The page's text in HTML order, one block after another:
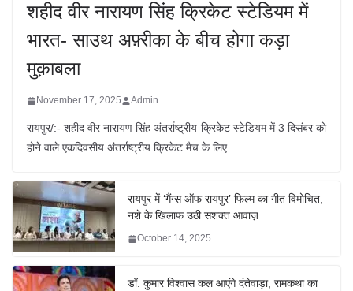
शहीद वीर नारायण सिंह क्रिकेट स्टेडियम में
भारत- साउथ अफ़्रीका के बीच होगा कड़ा
मुक़ाबला
November 17, 2025 Admin
रायपुर/:- शहीद वीर नारायण सिंह अंतर्राष्ट्रीय क्रिकेट स्टेडियम में 3 दिसंबर को
होने वाले एकदिवसीय अंतर्राष्ट्रीय क्रिकेट मैच के लिए
रायपुर में ‘गैंग्स ऑफ रायपुर’ फिल्म का गीत विमोचित,
नशे के खिलाफ उठी सशक्त आवाज़
October 14, 2025
डॉ. कुमार विश्वास कल आएंगे दंतेवाड़ा, रामकथा का